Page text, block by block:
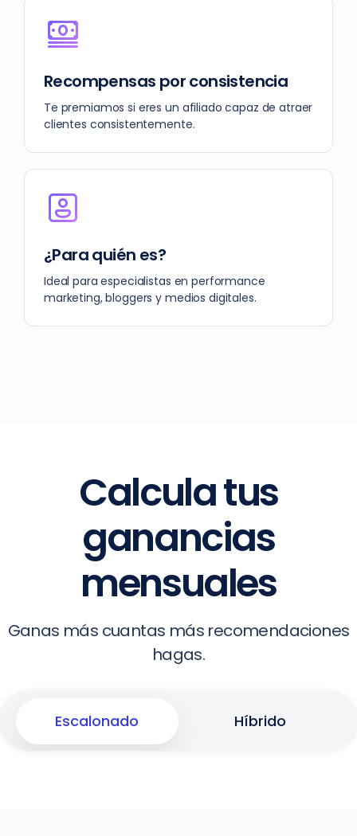
Recompensas por consistencia
Te premiamos si eres un afiliado capaz de atraer
clientes consistentemente.
¿Para quién es?
Ideal para especialistas en performance
marketing, bloggers y medios digitales.
Calcula tus
ganancias
mensuales
Ganas más cuantas más recomendaciones
hagas.
Escalonado Híbrido